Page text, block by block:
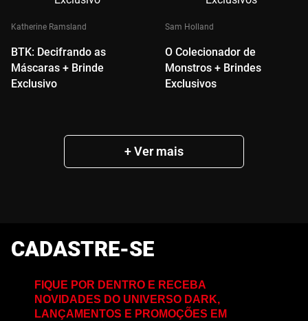
Katherine Ramsland
BTK: Decifrando as
Máscaras + Brinde
Exclusivo
Sam Holland
O Colecionador de
Monstros + Brindes
Exclusivos
CADASTRE-SE
FIQUE POR DENTRO E RECEBA
NOVIDADES DO UNIVERSO DARK,
LANÇAMENTOS E PROMOÇÕES EM